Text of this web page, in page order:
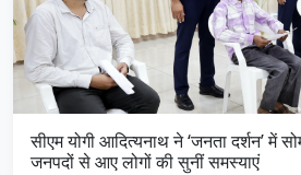
सीएम योगी आदित्यनाथ ने ‘जनता दर्शन’ में
जनपदों से आए लोगों की सुनीं समस्याएं